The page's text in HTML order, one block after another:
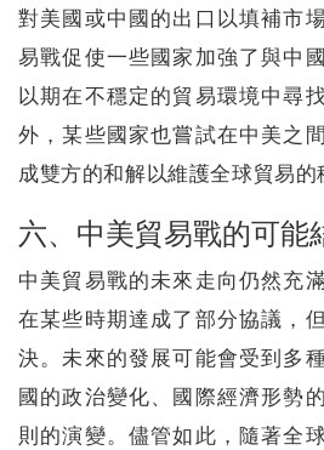
對美國或中國的出口以填補市
易戰促使一些國家加強了與中
以期在不穩定的貿易環境中尋
外，某些國家也嘗試在中美之
成雙方的和解以維護全球貿易的
六、中美貿易戰的可能
中美貿易戰的未來走向仍然充
在某些時期達成了部分協議，
決。未來的發展可能會受到多
國的政治變化、國際經濟形勢
則的演變。儘管如此，隨著全